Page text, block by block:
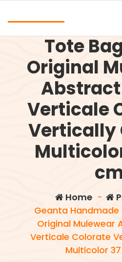
Geanta
Tote
Original
Verticale
Vertically
Home-
Geanta
Original Mulewear
Verticale Colorate
Multicolor